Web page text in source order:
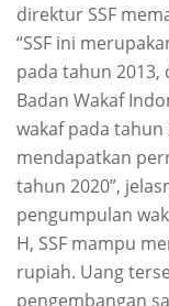
direktur SSF
“SSF ini
pada tahun
Badan Wakaf
wakaf pada tahun
mendapatkan
tahun 2020”,
pengumpulan
H, SSF mampu
rupiah. Uang
pengembangan